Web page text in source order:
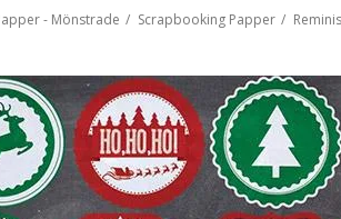
- Mönstrade / Scrapbooking Papper /